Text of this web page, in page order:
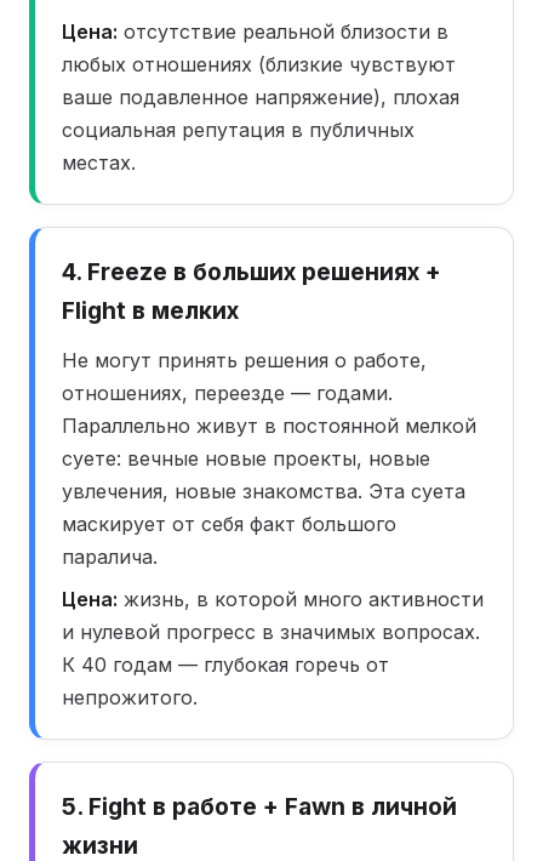
Цена: отсутствие реальной близости в
любых отношениях (близкие чувствуют
ваше подавленное напряжение), плохая
социальная репутация в публичных
местах.
4. Freeze в больших решениях +
Flight в мелких
Не могут принять решения о работе,
отношениях, переезде — годами.
Параллельно живут в постоянной мелкой
суете: вечные новые проекты, новые
увлечения, новые знакомства. Эта суета
маскирует от себя факт большого
паралича.
Цена: жизнь, в которой много активности
и нулевой прогресс в значимых вопросах.
К 40 годам — глубокая горечь от
непрожитого.
5. Fight в работе + Fawn в личной
жизни